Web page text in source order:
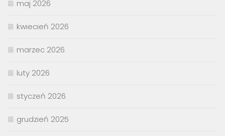
maj 2026
kwiecień 2026
marzec 2026
luty 2026
styczeń 2026
grudzień 2025